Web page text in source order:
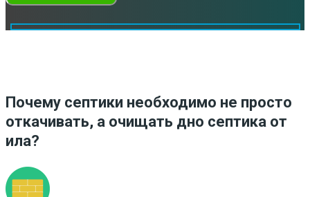
Почему септики необходимо не просто
откачивать, а очищать дно септика от
ила?